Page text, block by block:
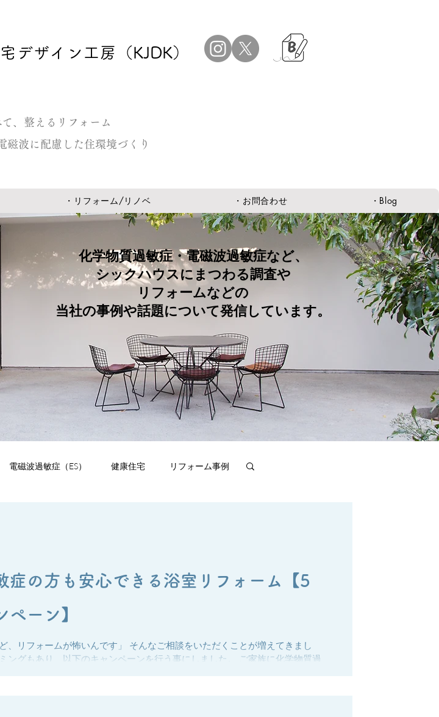
デザイン工房 （KJDK）
、整えるリフォーム
磁波に配慮した住環境づくり
・リフォーム/リノベ ・お問合わせ ・Blog
化学物質過敏症・電磁波過敏症など、
シックハウスにまつわる調査や
リフォームなどの
当社の事例や話題について発信しています。
電磁波過敏症（ES） 健康住宅 リフォーム事例
ガニック SHOP SELECT
症の方も安心できる浴室リフォーム【5
ペーン】
、リフォームが怖いんです」 そんなご相談をいただくことが増えてきまし
ングもあり、以下のキャンペーンを行う事にしました。 ご家族に化学物質過